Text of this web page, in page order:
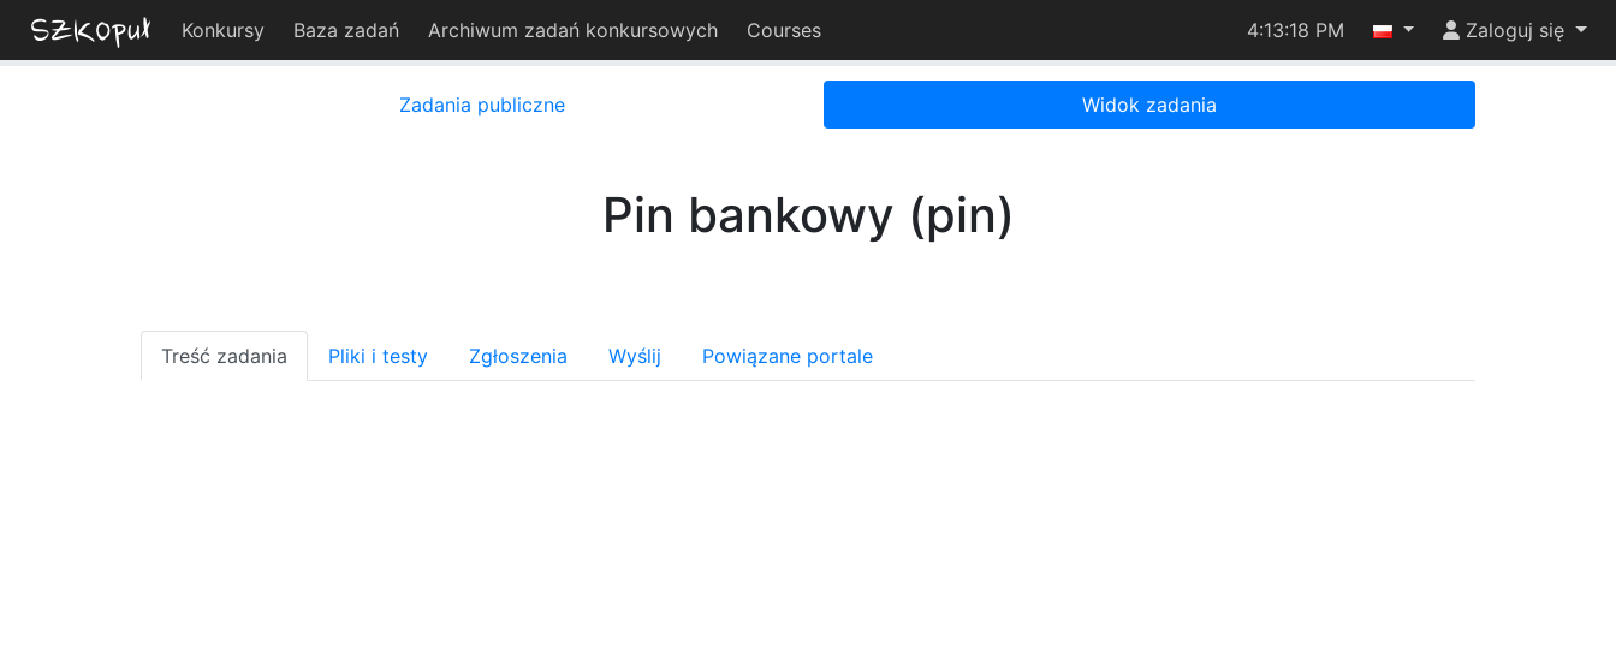
Konkursy Baza zadań Archiwum zadań konkursowych Courses 4:13:18 PM Zaloguj się
Zadania publiczne Widok zadania
Pin bankowy (pin)
Treść zadania Pliki i testy Zgłoszenia Wyślij Powiązane portale